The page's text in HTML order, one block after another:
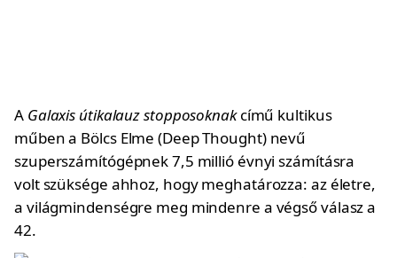
A Galaxis útikalauz stopposoknakcímű kultikus
műben a Bölcs Elme (Deep Thought) nevű
szuperszámítógépnek 7,5 millió évnyi számításra
volt szüksége ahhoz, hogy meghatározza: az életre,
a világmindenségre meg mindenre a végső válasz a
42.